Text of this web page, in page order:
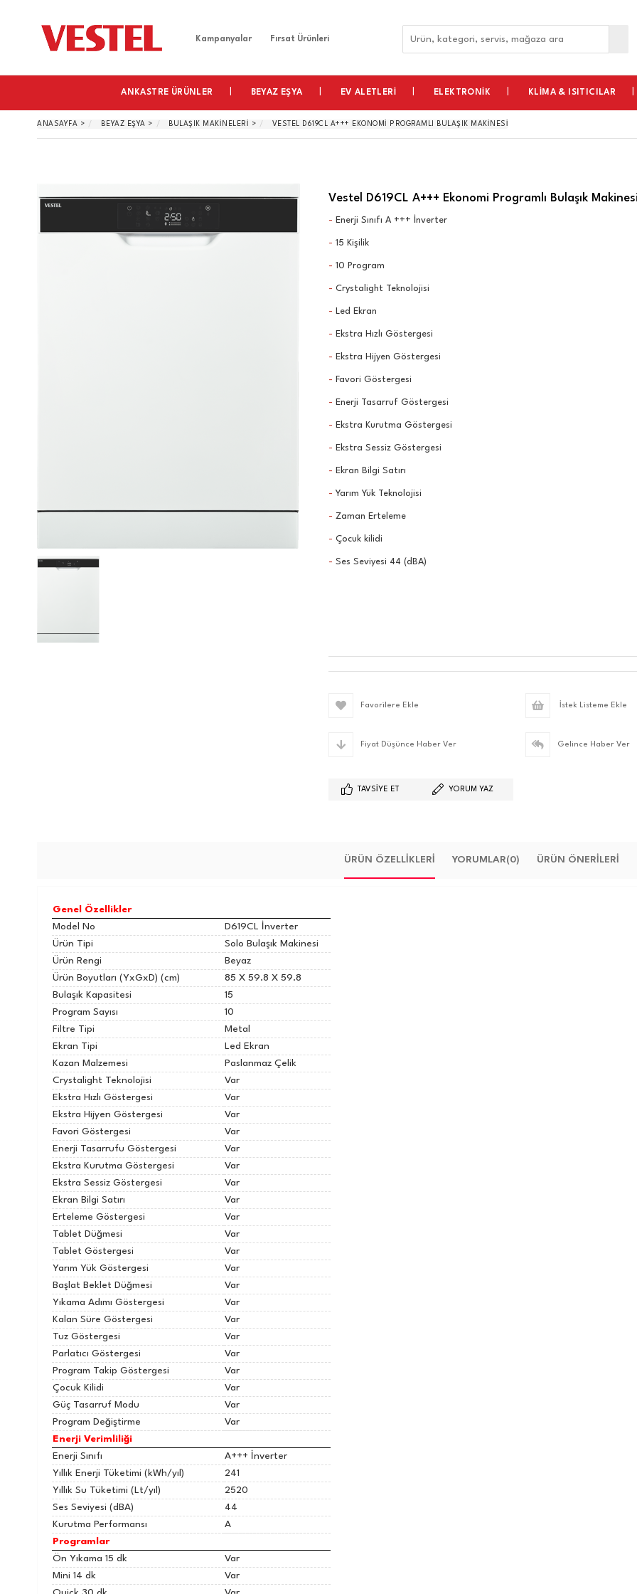
Kampanyalar Fırsat Ürünleri
Home
ANKASTRE ÜRÜNLER BEYAZ EŞYA EV ALETLERİ ELEKTRONİK KLİMA & ISITICILAR
ANASAYFA > BEYAZ EŞYA > BULAŞIK MAKINELERI > VESTEL D619CL A+++ EKONOMI PROGRAMLI BULAŞIK MAKINESI
Vestel D619CL A+++ Ekonomi Programlı Bulaşık Makinesi
- Enerji Sınıfı A +++ İnverter
- 15 Kişilik
- 10 Program
- Crystalight Teknolojisi
- Led Ekran
- Ekstra Hızlı Göstergesi
- Ekstra Hijyen Göstergesi
- Favori Göstergesi
- Enerji Tasarruf Göstergesi
- Ekstra Kurutma Göstergesi
- Ekstra Sessiz Göstergesi
- Ekran Bilgi Satırı
- Yarım Yük Teknolojisi
- Zaman Erteleme
- Çocuk kilidi
- Ses Seviyesi 44 (dBA)
Favorilere Ekle İstek Listeme Ekle
Fiyat Düşünce Haber Ver Gelince Haber Ver
TAVSIYE ET YORUM YAZ
ÜRÜN ÖZELLIKLERI YORUMLAR(0) ÜRÜN ÖNERILERI
Genel Özellikler
Model No
D619CL İnverter
Ürün Tipi
Solo Bulaşık Makinesi
Ürün Rengi
Beyaz
Ürün Boyutları (YxGxD) (cm)
85 X 59.8 X 59.8
Bulaşık Kapasitesi
15
Program Sayısı
10
Filtre Tipi
Metal
Ekran Tipi
Led Ekran
Kazan Malzemesi
Paslanmaz Çelik
Crystalight Teknolojisi
Var
Ekstra Hızlı Göstergesi
Var
Ekstra Hijyen Göstergesi
Var
Favori Göstergesi
Var
Enerji Tasarrufu Göstergesi
Var
Ekstra Kurutma Göstergesi
Var
Ekstra Sessiz Göstergesi
Var
Ekran Bilgi Satırı
Var
Erteleme Göstergesi
Var
Tablet Düğmesi
Var
Tablet Göstergesi
Var
Yarım Yük Göstergesi
Var
Başlat Beklet Düğmesi
Var
Yıkama Adımı Göstergesi
Var
Kalan Süre Göstergesi
Var
Tuz Göstergesi
Var
Parlatıcı Göstergesi
Var
Program Takip Göstergesi
Var
Çocuk Kilidi
Var
Güç Tasarruf Modu
Var
Program Değiştirme
Var
Enerji Verimliliği
Enerji Sınıfı
A+++ İnverter
Yıllık Enerji Tüketimi (kWh/yıl)
241
Yıllık Su Tüketimi (Lt/yıl)
2520
Ses Seviyesi (dBA)
44
Kurutma Performansı
A
Programlar
Ön Yıkama 15 dk
Var
Mini 14 dk
Var